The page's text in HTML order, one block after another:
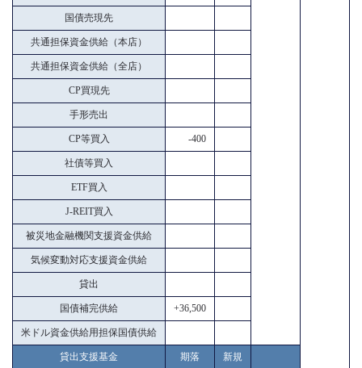
国債売現先
共通担保資金供給（本店）
共通担保資金供給（全店）
CP買現先
手形売出
CP等買入 -400
社債等買入
ETF買入
J-REIT買入
被災地金融機関支援資金供給
気候変動対応支援資金供給
貸出
国債補完供給 +36,500
米ドル資金供給用担保国債供給
貸出支援基金 期落 新規